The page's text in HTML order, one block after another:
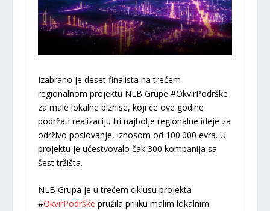
Izabrano je deset finalista na trećem
regionalnom projektu NLB Grupe #OkvirPodrške
za male lokalne biznise, koji će ove godine
podržati realizaciju tri najbolje regionalne ideje za
održivo poslovanje, iznosom od 100.000 evra. U
projektu je učestvovalo čak 300 kompanija sa
šest tržišta.
NLB Grupa je u trećem ciklusu projekta
#OkvirPodrške pružila priliku malim lokalnim